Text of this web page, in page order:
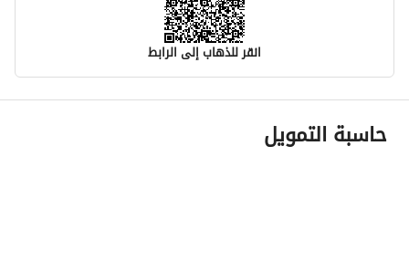
انقر للذهاب إلى الرابط
معلومات مسؤول الإعلان
اسم المسؤول
حاسبة التمويل